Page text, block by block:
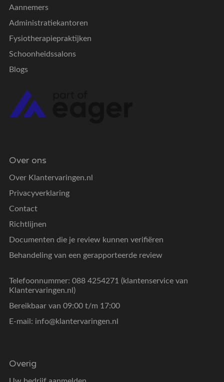
Aannemers
Administratiekantoren
Fysiotherapiepraktijken
Schoonheidssalons
Blogs
Over ons
Over Klantervaringen.nl
Privacyverklaring
Contact
Richtlijnen
Documenten die je review kunnen verifiëren
Behandeling van een gerapporteerde review
Telefoonnummer: 088 4254271 (klantenservice van
Klantervaringen.nl)
Bereikbaar van 09:00 t/m 17:00
E-mail: info@klantervaringen.nl
Overig